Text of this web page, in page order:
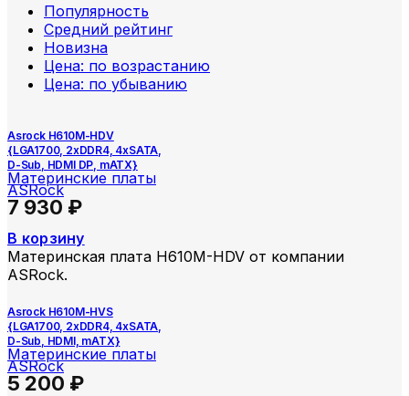
Популярность
Средний рейтинг
Новизна
Цена: по возрастанию
Цена: по убыванию
Asrock H610M-HDV
{LGA1700, 2xDDR4, 4xSATA,
D-Sub, HDMI DP, mATX}
Материнские платы
ASRock
7 930 ₽
В корзину
Материнская плата H610M-HDV от компании
ASRock.
Asrock H610M-HVS
{LGA1700, 2xDDR4, 4xSATA,
D-Sub, HDMI, mATX}
Материнские платы
ASRock
5 200 ₽